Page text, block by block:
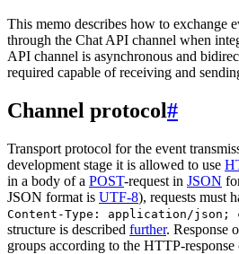
This memo describes how to exchange
through the Chat API channel when
API channel is asynchronous and
required capable of receiving and
Channel protocol#
Transport protocol for the event
development stage it is allowed to use
in a body of a POST-request in JSON
JSON format is UTF-8), requests must
Content-Type: application/json;
structure is described further. Response
groups according to the HTTP-response